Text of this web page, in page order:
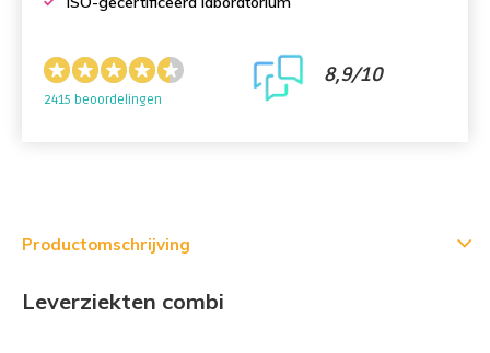
2415 beoordelingen
8,9/10
Productomschrijving
Leverziekten combi